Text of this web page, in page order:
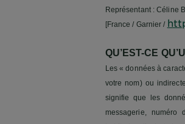
Représentant : Céline
[France / Garnier /
QU’EST-CE
Les « données à
votre nom) ou
signifie que les
messagerie, numéro